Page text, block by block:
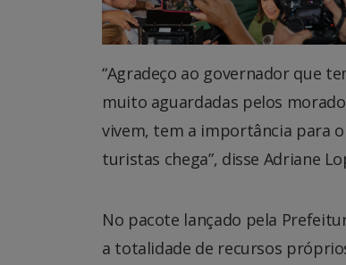
“Agradeço ao governador que
muito aguardadas pelos
vivem, tem a importância para
turistas chega”, disse Adriane
No pacote lançado pela
a totalidade de recursos